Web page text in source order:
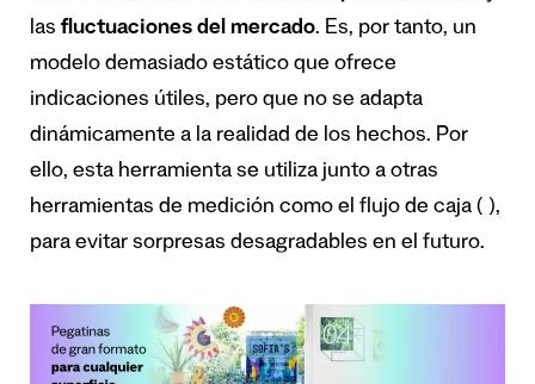
las fluctuaciones del mercado. Es, por tanto, un
modelo demasiado estático que ofrece
indicaciones útiles, pero que no se adapta
dinámicamente a la realidad de los hechos. Por
ello, esta herramienta se utiliza junto a otras
herramientas de medición como el flujo de caja ( ),
para evitar sorpresas desagradables en el futuro.